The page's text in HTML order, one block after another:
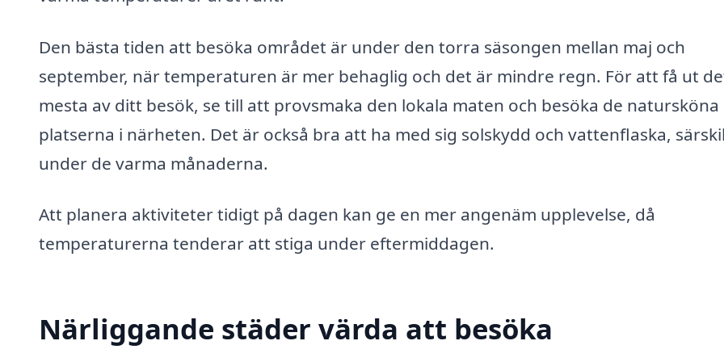
Den bästa tiden att besöka området är under den torra säsongen mellan maj och
september, när temperaturen är mer behaglig och det är mindre regn. För att få ut
mesta av ditt besök, se till att provsmaka den lokala maten och besöka de natursköna
platserna i närheten. Det är också bra att ha med sig solskydd och vattenflaska,
under de varma månaderna.
Att planera aktiviteter tidigt på dagen kan ge en mer angenäm upplevelse, då
temperaturerna tenderar att stiga under eftermiddagen.
Närliggande städer värda att besöka